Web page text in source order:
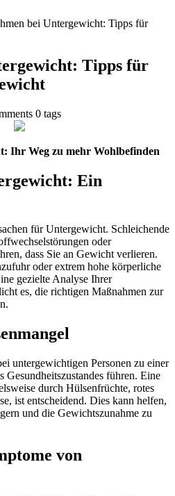
bei Untergewicht: Tipps für
Tipps für
0 tags
Ihr Weg zu mehr Wohlbefinden
Ein
für Untergewicht. Schleichende
oder
dass Sie an Gewicht verlieren.
oder extrem hohe körperliche
gezielte Analyse Ihrer
es, die richtigen Maßnahmen zur
untergewichtigen Personen zu einer
Gesundheitszustandes führen. Eine
durch Hülsenfrüchte, rotes
ist entscheidend. Dies kann helfen,
und die Gewichtszunahme zu
von